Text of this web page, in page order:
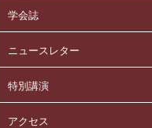
学会誌
ニュースレター
特別講演
アクセス